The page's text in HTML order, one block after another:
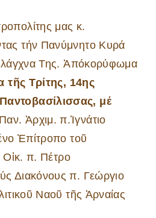
μας κ.
τήν Πανύμνητο Κυρά
Της. Ἀπόκορύφωμα
τῆς Τρίτης, 14ης
μέ
Ἀρχιμ. π.Ἰγνάτιο
Ἐπίτροπο τοῦ
Οἰκ. π. Πέτρο
Διακόνους π. Γεώργιο
Ναοῦ τῆς Ἀρναίας